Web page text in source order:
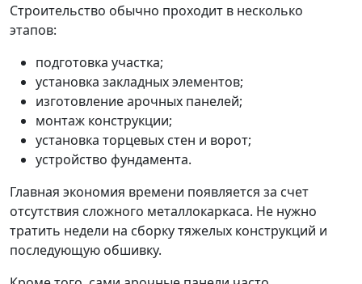
Строительство обычно проходит в несколько
этапов:
подготовка участка;
установка закладных элементов;
изготовление арочных панелей;
монтаж конструкции;
установка торцевых стен и ворот;
устройство фундамента.
Главная экономия времени появляется за счет
отсутствия сложного металлокаркаса. Не нужно
тратить недели на сборку тяжелых конструкций и
последующую обшивку.